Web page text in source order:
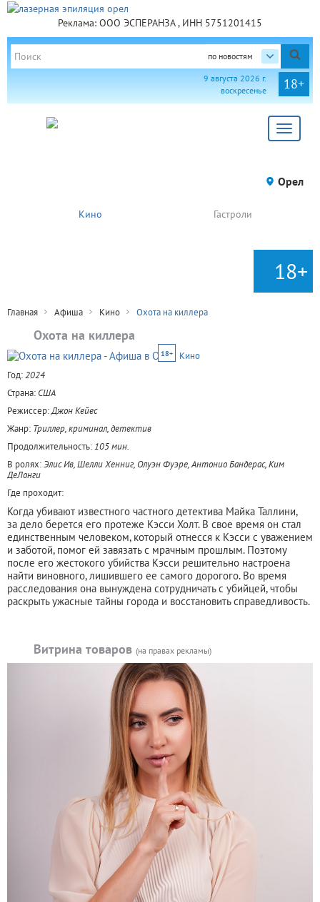
Реклама: ООО ЭСПЕРАНЗА , ИНН 5751201415
по новостям
18+
9 августа 2026 г.
воскресенье
Toggle
Орел
Кино Гастроли
18+
Главная Афиша Кино Охота на киллера
Охота на киллера
18+
Кино
Год:2024
Страна: США
Режиссер:Джон Кейес
Жанр: Триллер, криминал, детектив
Продолжительность: 105 мин.
В ролях:Элис Ив, Шелли Хенниг, Олуэн Фуэре, Антонио Бандерас, Ким
ДеЛонги
Где проходит:
Когда убивают известного частного детектива Майка Таллини,
за дело берется его протеже Кэсси Холт. В свое время он стал
единственным человеком, который отнесся к Кэсси с уважением
и заботой, помог ей завязать с мрачным прошлым. Поэтому
после его жестокого убийства Кэсси решительно настроена
найти виновного, лишившего ее самого дорогого. Во время
расследования она вынуждена сотрудничать с убийцей, чтобы
раскрыть ужасные тайны города и восстановить справедливость.
Витрина товаров (на правах рекламы)